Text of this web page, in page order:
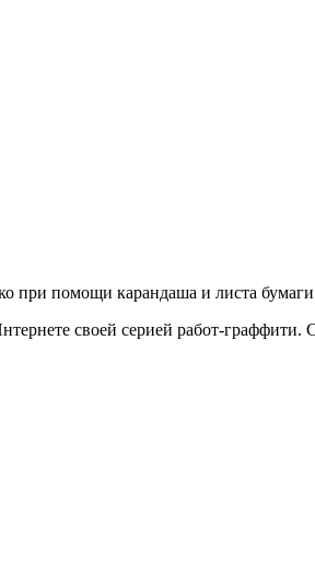
при помощи карандаша и листа
своей серией работ-граффити.